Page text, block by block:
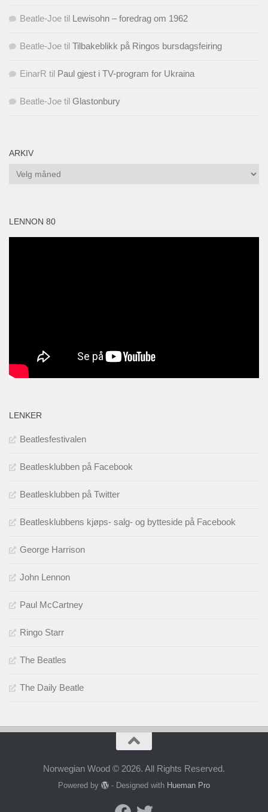
Beatle-Joe til Lewisohn – foredrag om 1962
Beatle-Joe til Tilbakeblikk på Ringos bursdagsfeiring
EinarR til Paul gjest i TV-program for Ukraina
Beatle-Joe til Glastonbury
ARKIV
Arkiv
LENNON 80
LENKER
Beatlesfestivalen
Beatlesklubben på Facebook
Beatlesklubben på Twitter
Beatlesklubbens kjøps- salg- og bytteside på Facebook
George Harrison
John Lennon
Paul McCartney
Ringo Starr
The Beatles
The Daily Beatle
Norwegian Wood © 2026. All Rights Reserved.
Powered by - Designed with Hueman Pro